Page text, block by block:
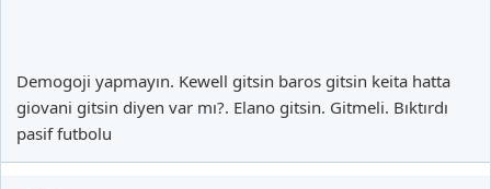
Demogoji yapmayın. Kewell gitsin baros gitsin keita hatta
giovani gitsin diyen var mı?. Elano gitsin. Gitmeli. Bıktırdı
pasif futbolu